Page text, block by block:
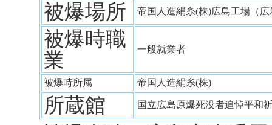
被爆場所 帝国人造絹糸(株)広島工場（
被爆時職
業
一般就業者
被爆時所属 帝国人造絹糸(株)
所蔵館 国立広島原爆死没者追悼平